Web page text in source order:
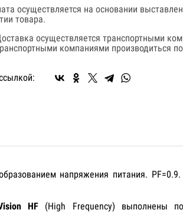
осуществляется на основании
товара.
осуществляется транспортными
компаниями производиться
напряжения питания.
HF (High Frequency) выполнены